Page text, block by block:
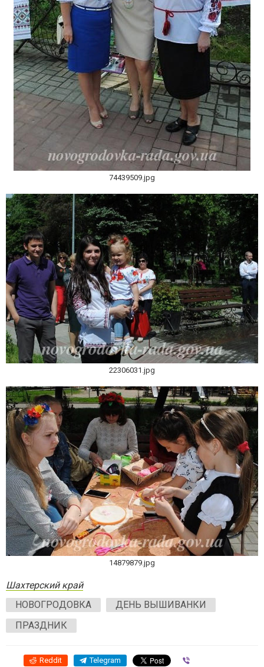
74439509.jpg
22306031.jpg
14879879.jpg
Шахтерский край
НОВОГРОДОВКА
ДЕНЬ ВЫШИВАНКИ
ПРАЗДНИК
Reddit Telegram